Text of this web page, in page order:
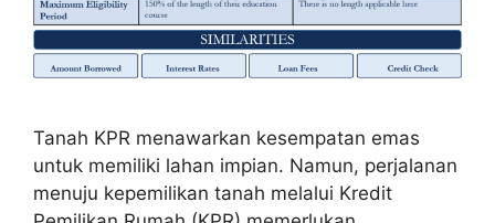
Tanah KPR menawarkan kesempatan emas
untuk memiliki lahan impian. Namun, perjalanan
menuju kepemilikan tanah melalui Kredit